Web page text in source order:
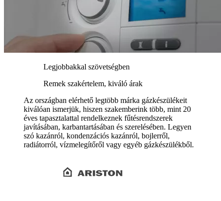
Legjobbakkal szövetségben
Remek szakértelem, kiváló árak
Az országban elérhető legtöbb márka gázkészülékeit
kiválóan ismerjük, hiszen szakemberink több, mint 20
éves tapasztalattal rendelkeznek fűtésrendszerek
javításában, karbantartásában és szerelésében. Legyen
szó kazánról, kondenzációs kazánról, bojlerről,
radiátorról, vízmelegítőről vagy egyéb gázkészülékből.